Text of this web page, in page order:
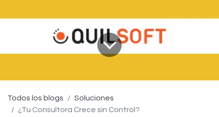
Todos los blogs
Soluciones
¿Tu Consultora Crece sin Control?